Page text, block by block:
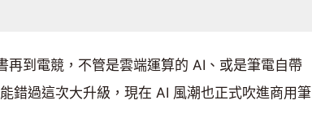
再到電競，不管是雲端運算的 AI、或是筆電自帶
錯過這次大升級，現在 AI 風潮也正式吹進商用筆